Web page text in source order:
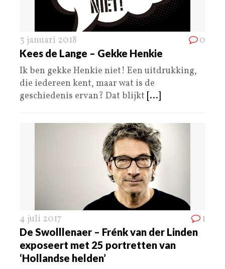
3 januari 2018 0
Kees de Lange – Gekke Henkie
Ik ben gekke Henkie niet! Een uitdrukking,
die iedereen kent, maar wat is de
geschiedenis ervan? Dat blijkt [...]
4 juli 2017 1
De Swolllenaer – Frénk van der Linden
exposeert met 25 portretten van
‘Hollandse helden’